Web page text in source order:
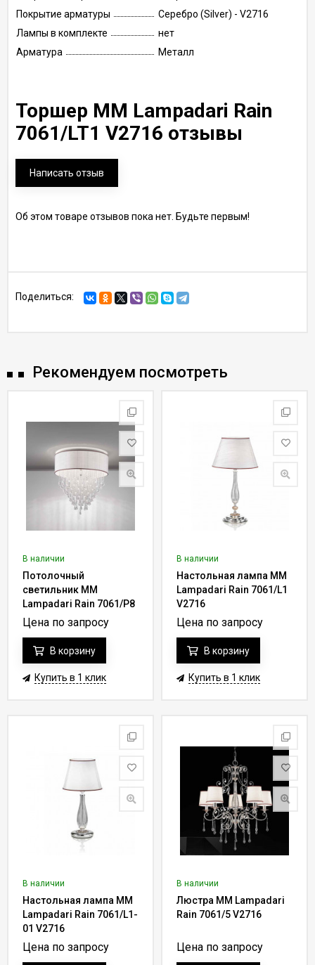
Покрытие арматуры
Серебро (Silver) - V2716
Лампы в комплекте
нет
Арматура
Металл
Торшер MM Lampadari Rain
7061/LT1 V2716 отзывы
Написать отзыв
Об этом товаре отзывов пока нет. Будьте первым!
Поделиться:
Рекомендуем посмотреть
В наличии
Потолочный
светильник MM
Lampadari Rain 7061/P8
V2716
Цена по запросу
В корзину
Купить в 1 клик
В наличии
Настольная лампа MM
Lampadari Rain 7061/L1
V2716
Цена по запросу
В корзину
Купить в 1 клик
В наличии
Настольная лампа MM
Lampadari Rain 7061/L1-
01 V2716
Цена по запросу
В наличии
Люстра MM Lampadari
Rain 7061/5 V2716
Цена по запросу